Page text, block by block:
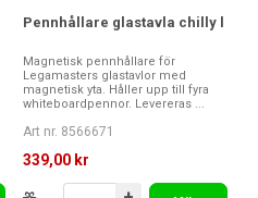
Pennhållare glastavla chilly l
Magnetisk pennhållare för
Legamasters glastavlor med
magnetisk yta. Håller upp till fyra
whiteboardpennor. Levereras ...
Art nr. 8566671
339,00 kr